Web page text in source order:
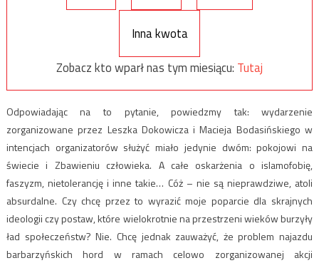
Inna kwota
Zobacz kto wparł nas tym miesiącu: Tutaj
Odpowiadając na to pytanie, powiedzmy tak: wydarzenie
zorganizowane przez Leszka Dokowicza i Macieja Bodasińskiego w
intencjach organizatorów służyć miało jedynie dwóm: pokojowi na
świecie i Zbawieniu człowieka. A całe oskarżenia o islamofobię,
faszyzm, nietolerancję i inne takie… Cóż – nie są nieprawdziwe, atoli
absurdalne. Czy chcę przez to wyrazić moje poparcie dla skrajnych
ideologii czy postaw, które wielokrotnie na przestrzeni wieków burzyły
ład społeczeństw? Nie. Chcę jednak zauważyć, że problem najazdu
barbarzyńskich hord w ramach celowo zorganizowanej akcji